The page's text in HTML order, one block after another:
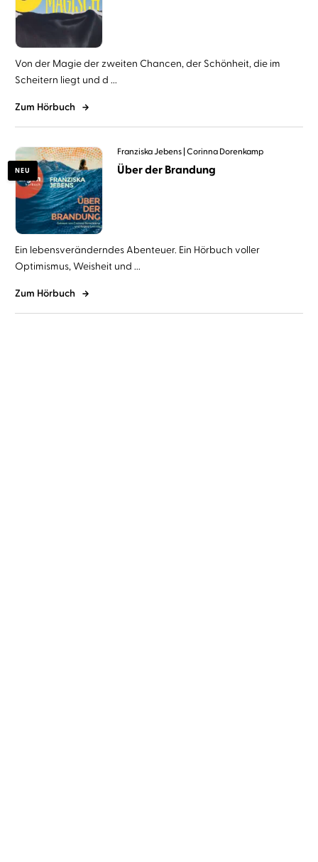
Von der Magie der zweiten Chancen, der Schönheit, die im
Scheitern liegt und d ...
Zum Hörbuch
NEU
Franziska Jebens Corinna Dorenkamp
Über der Brandung
Ein lebensveränderndes Abenteuer. Ein Hörbuch voller
Optimismus, Weisheit und ...
Zum Hörbuch